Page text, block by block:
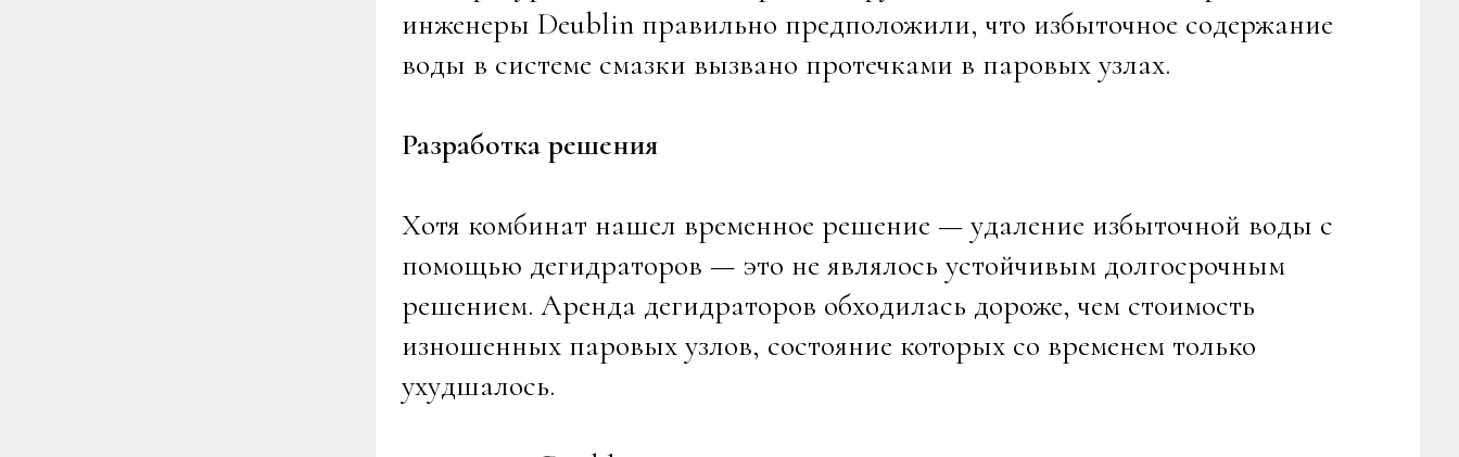
инженеры Deublin правильно предположили, что избыточное содержание
воды в системе смазки вызвано протечками в паровых узлах.
Разработка решения
Хотя комбинат нашел временное решение — удаление избыточной воды с
помощью дегидраторов — это не являлось устойчивым долгосрочным
решением. Аренда дегидраторов обходилась дороже, чем стоимость
изношенных паровых узлов, состояние которых со временем только
ухудшалось.